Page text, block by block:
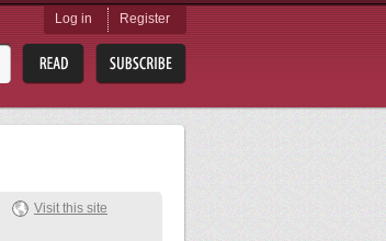
Log in Register
Visit this site